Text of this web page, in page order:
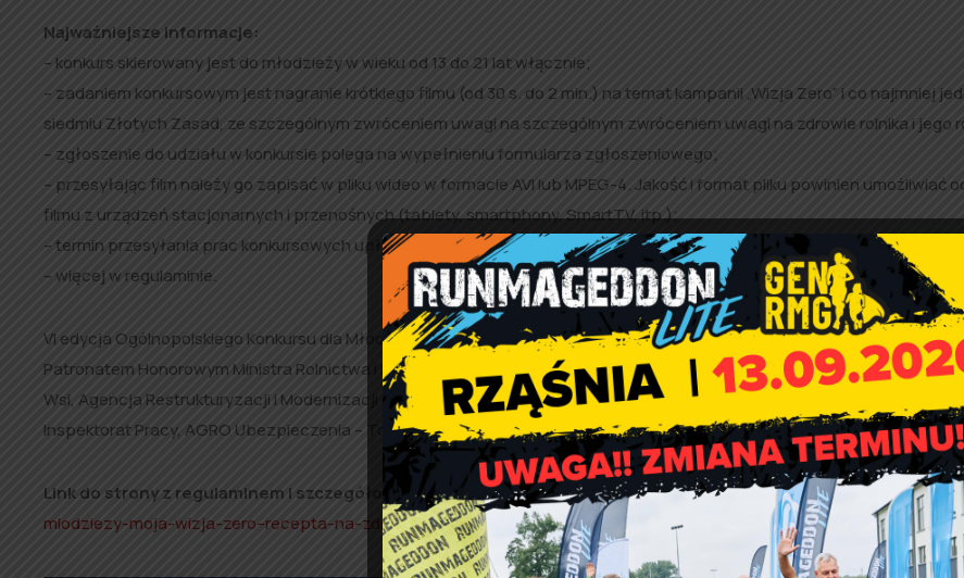
Najważniejsze informacje:
– konkurs skierowany jest do młodzieży w wieku od 13 do 21 lat włącznie;
– zadaniem konkursowym jest nagranie krótkiego filmu (od 30 s. do 2 min.) na temat kampanii „Wizja Zero” i co najmniej
siedmiu Złotych Zasad, ze szczególnym zwróceniem uwagi na szczególnym zwróceniem uwagi na zdrowie rolnika i jego
– zgłoszenie do udziału w konkursie polega na wypełnieniu formularza zgłoszeniowego;
– przesyłając film należy go zapisać w pliku wideo w formacie AVI lub MPEG-4. Jakość i format pliku powinien umożliwiać
filmu z urządzeń stacjonarnych i przenośnych (tablety, smartphony, SmartTV, itp.);
– termin przesyłania prac konkursowych upływa 30 września br.
– więcej w regulaminie.
VI edycja Ogólnopolskiego Konkursu dla Młodzieży „Moja Wizja Zero – recepta na zdrowie w gospodarstwie rolnym”
Patronatem Honorowym Ministra Rolnictwa i Rozwoju Wsi. Współorganizatorami konkursu są: Ministerstwo Rolnictwa i
Wsi, Agencja Restrukturyzacji i Modernizacji Rolnictwa, Krajowy Ośrodek Wsparcia Rolnictwa, Państwowa Inspekcja
Inspektorat Pracy, AGRO Ubezpieczenia – Towarzystwo Ubezpieczeń Wzajemnych, Fundacja PGE.
Link do strony z regulaminem i szczegółowymi informacjami:https://www.gov.pl/web/krus/vi-ogolnopolski-konkurs-
mlodziezy-moja-wizja-zero–recepta-na-zdrowie-w-gospodarstwie-rolnym